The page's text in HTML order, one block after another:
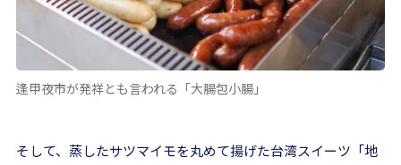
逢甲夜市が発祥とも言われる「大腸包小腸」
そして、蒸したサツマイモを丸めて揚げた台湾スイーツ「地